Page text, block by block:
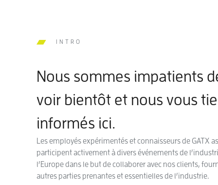
INTRO
Nous sommes impatients
voir bientôt et nous vous
informés ici.
Les employés expérimentés et connaisseurs de GATX
participent activement à divers événements de
l’Europe dans le but de collaborer avec nos clients,
autres parties prenantes et essentielles de l’industrie.